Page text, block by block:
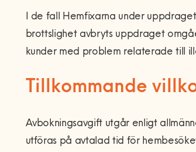
I de fall Hemfixarna under
brottslighet avbryts uppdraget
kunder med problem relaterade till
Tillkommande
Avbokningsavgift utgår enligt
utföras på avtalad tid för